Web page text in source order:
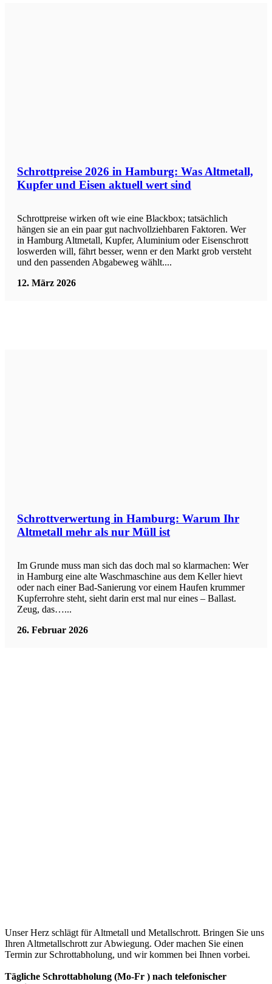
Schrottpreise 2026 in Hamburg: Was Altmetall,
Kupfer und Eisen aktuell wert sind
Schrottpreise wirken oft wie eine Blackbox; tatsächlich
hängen sie an ein paar gut nachvollziehbaren Faktoren. Wer
in Hamburg Altmetall, Kupfer, Aluminium oder Eisenschrott
loswerden will, fährt besser, wenn er den Markt grob versteht
und den passenden Abgabeweg wählt....
12. März 2026
Schrottverwertung in Hamburg: Warum Ihr
Altmetall mehr als nur Müll ist
Im Grunde muss man sich das doch mal so klarmachen: Wer
in Hamburg eine alte Waschmaschine aus dem Keller hievt
oder nach einer Bad-Sanierung vor einem Haufen krummer
Kupferrohre steht, sieht darin erst mal nur eines – Ballast.
Zeug, das…...
26. Februar 2026
Unser Herz schlägt für Altmetall und Metallschrott. Bringen Sie uns
Ihren Altmetallschrott zur Abwiegung. Oder machen Sie einen
Termin zur Schrottabholung, und wir kommen bei Ihnen vorbei.
Tägliche Schrottabholung (Mo-Fr ) nach telefonischer